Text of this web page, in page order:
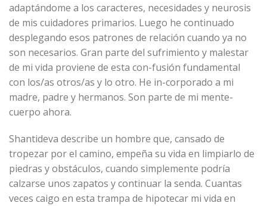
adaptándome a los caracteres, necesidades y neurosis
de mis cuidadores primarios. Luego he continuado
desplegando esos patrones de relación cuando ya no
son necesarios. Gran parte del sufrimiento y malestar
de mi vida proviene de esta con-fusión fundamental
con los/as otros/as y lo otro. He in-corporado a mi
madre, padre y hermanos. Son parte de mi mente-
cuerpo ahora.
Shantideva describe un hombre que, cansado de
tropezar por el camino, empeña su vida en limpiarlo de
piedras y obstáculos, cuando simplemente podría
calzarse unos zapatos y continuar la senda. Cuantas
veces caigo en esta trampa de hipotecar mi vida en